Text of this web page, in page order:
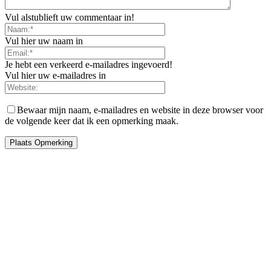
Vul alstublieft uw commentaar in!
Vul hier uw naam in
Je hebt een verkeerd e-mailadres ingevoerd!
Vul hier uw e-mailadres in
Bewaar mijn naam, e-mailadres en website in deze browser voor
de volgende keer dat ik een opmerking maak.